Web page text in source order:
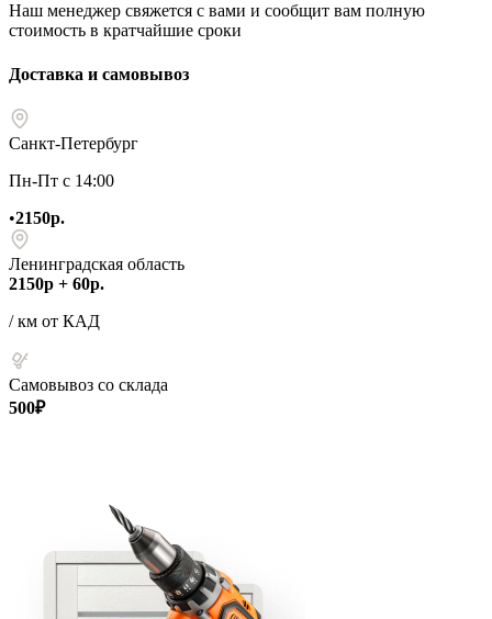
Наш менеджер свяжется с вами и сообщит вам полную
стоимость в кратчайшие сроки
Доставка и самовывоз
Санкт-Петербург
Пн-Пт с 14:00
•2150р.
Ленинградская область
2150р + 60р.
/ км от КАД
Самовывоз со склада
500₽